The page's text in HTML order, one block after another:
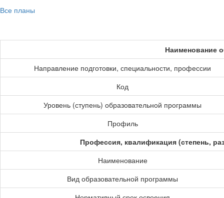
Все планы
Наименование
Направление подготовки, специальности, профессии
Код
Уровень (ступень) образовательной программы
Профиль
Профессия, квалификация (степень,
Наименование
Вид образовательной программы